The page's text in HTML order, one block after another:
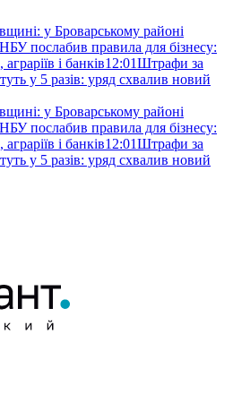
у Броварському районі
НБУ послабив правила для бізнесу:
і банків12:01Штрафи за
у 5 разів: уряд схвалив новий
у Броварському районі
НБУ послабив правила для бізнесу:
і банків12:01Штрафи за
у 5 разів: уряд схвалив новий